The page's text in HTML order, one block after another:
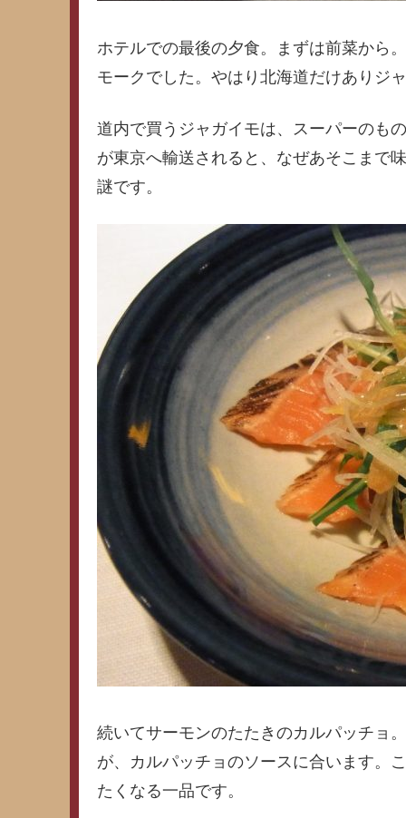
ホテルでの最後の夕食。まずは前菜から
モークでした。やはり北海道だけありジ
道内で買うジャガイモは、スーパーのも
が東京へ輸送されると、なぜあそこまで
謎です。
続いてサーモンのたたきのカルパッチョ
が、カルパッチョのソースに合います。
たくなる一品です。